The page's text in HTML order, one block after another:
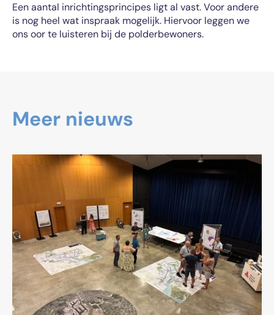
Een aantal inrichtingsprincipes ligt al vast. Voor andere
is nog heel wat inspraak mogelijk. Hiervoor leggen we
ons oor te luisteren bij de polderbewoners.
Meer nieuws